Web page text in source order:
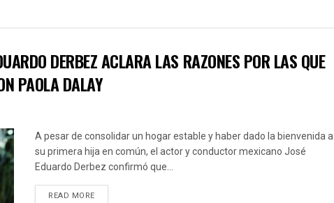
DERBEZ ACLARA LAS RAZONES POR LAS QUE
PAOLA DALAY
A pesar de consolidar un hogar estable y haber dado la bienvenida a
su primera hija en común, el actor y conductor mexicano José
Eduardo Derbez confirmó que...
READ MORE